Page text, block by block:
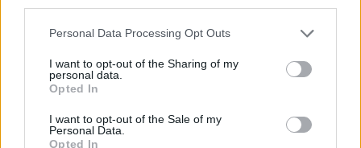
Personal Data Processing Opt Outs
I want to opt-out of the Sharing of my
personal data.
Opted In
I want to opt-out of the Sale of my
Personal Data.
Opted In
segueixen actuant de manera injusta cap a tu. Llavors, jo et
desitgis passar temps? Creus que has estat contundent a l’hora de
demanar que respectin els límits que necessites? Creus que
podries parlar amb algun de ells i mirar de arreglar-ho?
Estàs en una situació difícil, i és difícil dir-te un “truc” perquè parin,